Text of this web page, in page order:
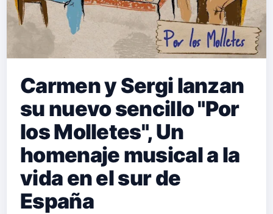
Carmen y Sergi lanzan
su nuevo sencillo "Por
los Molletes", Un
homenaje musical a la
vida en el sur de
España